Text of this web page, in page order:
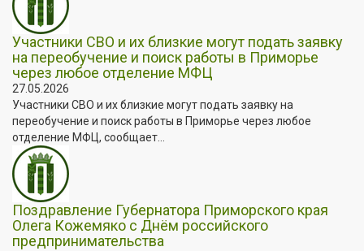
Участники СВО и их близкие могут подать заявку
на переобучение и поиск работы в Приморье
через любое отделение МФЦ
27.05.2026
Участники СВО и их близкие могут подать заявку на
переобучение и поиск работы в Приморье через любое
отделение МФЦ, сообщает...
Поздравление Губернатора Приморского края
Олега Кожемяко с Днём российского
предпринимательства